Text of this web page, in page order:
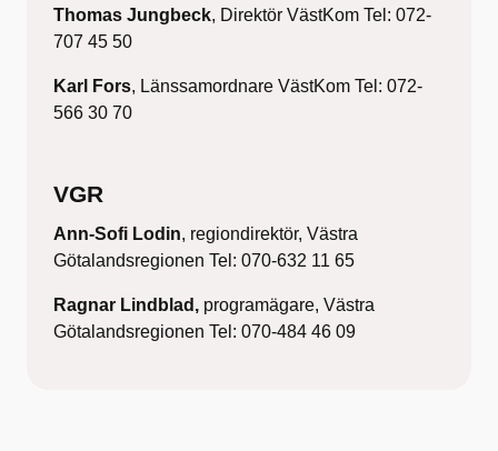
Thomas Jungbeck, Direktör VästKom Tel: 072-
707 45 50
Karl Fors, Länssamordnare VästKom Tel: 072-
566 30 70
VGR
Ann-Sofi Lodin, regiondirektör, Västra
Götalandsregionen Tel: 070-632 11 65
Ragnar Lindblad, programägare, Västra
Götalandsregionen Tel: 070-484 46 09